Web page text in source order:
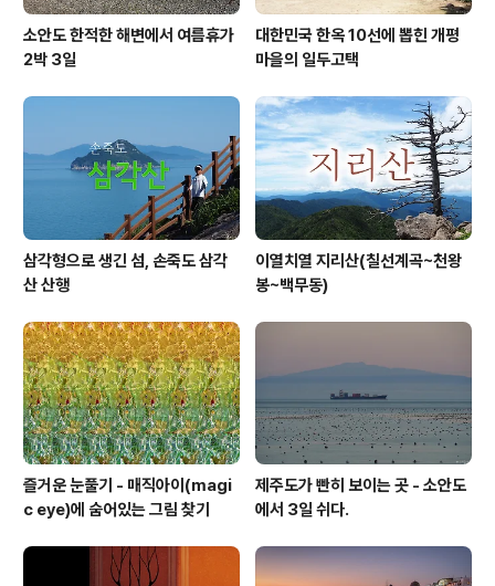
소안도 한적한 해변에서 여름휴가
2박 3일
대한민국 한옥 10선에 뽑힌 개평
마을의 일두고택
삼각형으로 생긴 섬, 손죽도 삼각
산 산행
이열치열 지리산(칠선계곡~천왕
봉~백무동)
즐거운 눈풀기 - 매직아이(magi
c eye)에 숨어있는 그림 찾기
제주도가 빤히 보이는 곳 - 소안도
에서 3일 쉬다.